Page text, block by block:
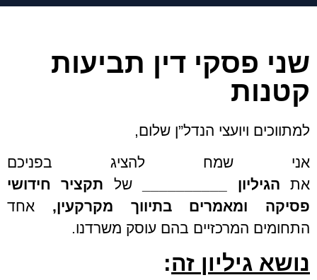
שני פסקי דין תביעות
קטנות
למתווכים ויועצי הנדל”ן שלום,
אני שמח להציג בפניכם
את הגיליון של תקציר חידושי
פסיקה
ומאמרים בתיווך מקרקעין, אחד
התחומים המרכזיים בהם עוסק משרדנו.
נושא גיליון זה: